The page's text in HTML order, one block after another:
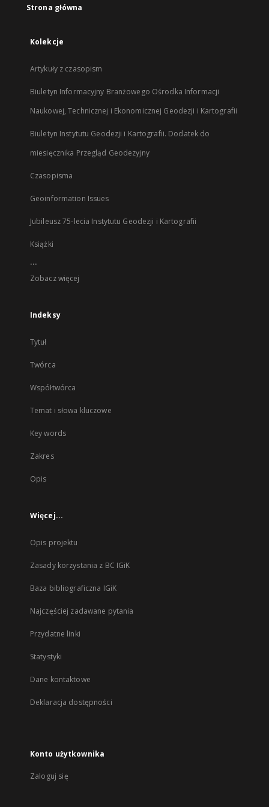
Strona główna
Kolekcje
Artykuły z czasopism
Biuletyn Informacyjny Branżowego Ośrodka Informacji
Naukowej, Technicznej i Ekonomicznej Geodezji i Kartografii
Biuletyn Instytutu Geodezji i Kartografii. Dodatek do
miesięcznika Przegląd Geodezyjny
Czasopisma
Geoinformation Issues
Jubileusz 75-lecia Instytutu Geodezji i Kartografii
Książki
...
Zobacz więcej
Indeksy
Tytuł
Twórca
Współtwórca
Temat i słowa kluczowe
Key words
Zakres
Opis
Więcej...
Opis projektu
Zasady korzystania z BC IGiK
Baza bibliograficzna IGiK
Najczęściej zadawane pytania
Przydatne linki
Statystyki
Dane kontaktowe
Deklaracja dostępności
Konto użytkownika
Zaloguj się